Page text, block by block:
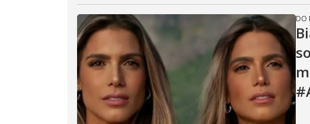
DO